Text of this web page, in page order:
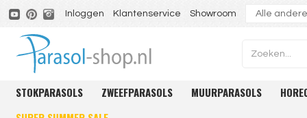
Inloggen Klantenservice Showroom
STOKPARASOLS ZWEEFPARASOLS MUURPARASOLS